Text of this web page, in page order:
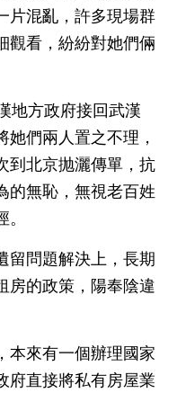
片混亂，許多現場群
觀看，紛紛對她們倆
地方政府接回武漢
們兩人置之不理，
到北京抛灑傳單，抗
的無恥，無視老百姓
留問題解決上，長期
房的政策，陽奉陰違
本來有一個辦理國家
府直接將私有房屋業